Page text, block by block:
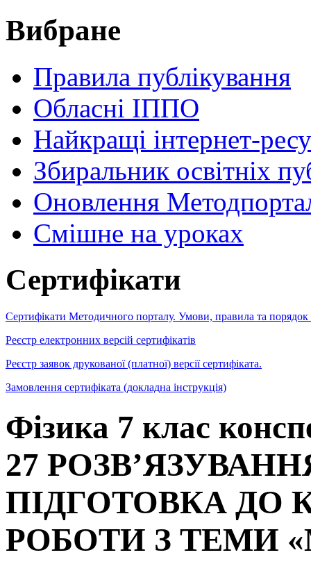
Вибране
Правила публікування
Обласні ІППО
Найкращі інтернет-
Збиральник освітніх
Оновлення
Cмішне на уроках
Сертифікати
Сертифікати Методичного порталу. Умови, правила та порядок
Реєстр електронних версій сертифікатів
Реєстр заявок друкованої (платної) версії сертифіката.
Замовлення сертифіката (докладна інструкція)
Фізика 7 клас
27
ПІДГОТОВКА ДО
РОБОТИ З ТЕМИ